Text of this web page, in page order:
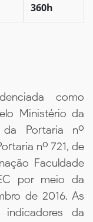
360h
como
Ministério da
Portaria nº
nº 721, de
Faculdade
por meio da
de 2016. As
da